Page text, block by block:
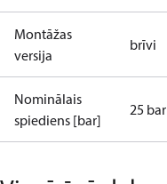
Montāžas
versija
brīvi
Nominālais
spiediens [bar]
25 bar